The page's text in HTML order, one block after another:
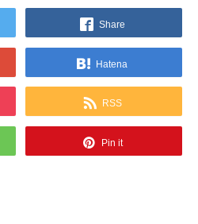
Share
Hatena
RSS
Pin it